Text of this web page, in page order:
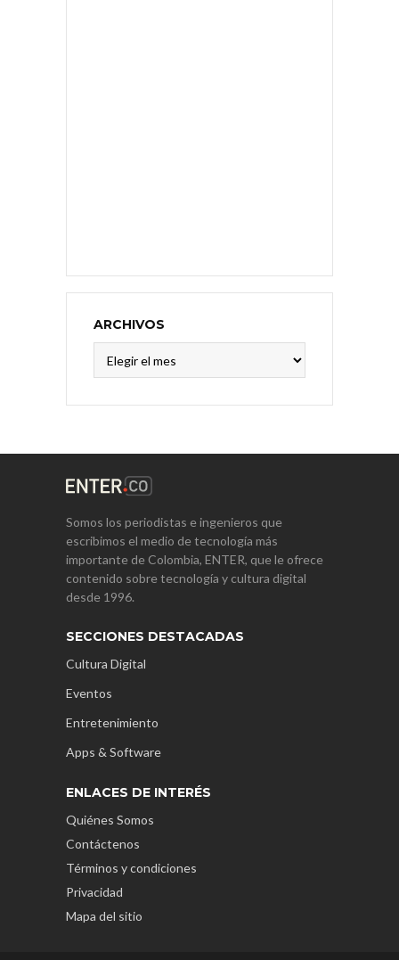
ARCHIVOS
Somos los periodistas e ingenieros que
escribimos el medio de tecnología más
importante de Colombia, ENTER, que le ofrece
contenido sobre tecnología y cultura digital
desde 1996.
SECCIONES DESTACADAS
Cultura Digital
Eventos
Entretenimiento
Apps & Software
ENLACES DE INTERÉS
Quiénes Somos
Contáctenos
Términos y condiciones
Privacidad
Mapa del sitio